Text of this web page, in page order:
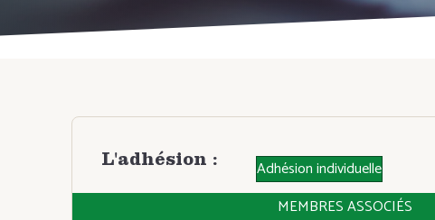
L'adhésion :
Adhésion individuelle
MEMBRES ASSOCIÉS